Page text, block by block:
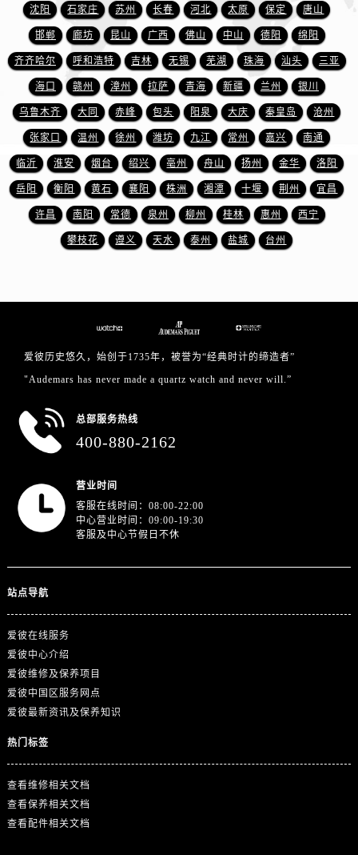
上海市黄浦区南京东路299号宏伊国际广场写字楼8层806室爱彼售后服务中心（需提前预约）
上海市徐汇区虹桥路3号港汇中心2座37层3705室爱彼售后服务中心（需提前预约）
浙江省杭州市上城区钱江路1366号华润大厦A座5层503-5室爱彼售后服务中心（需提前预约）
浙江省湖州市吴兴区劳动路爱彼售后服务中心（需提前预约）
浙江省嘉兴市南湖区广益路705号嘉兴世界贸易中心A座13层1304室爱彼售后服务中心（需提前预约）
浙江省金华市金东区东市南街777号金华万达广场4号楼22楼2209室爱彼售后服务中心（需提前预约）
浙江省丽水市莲都区解放街爱彼售后服务中心（需提前预约）
浙江省宁波市江北区大闸南路500号来福士广场办公楼20层2009室爱彼售后服务中心（需提前预约）
浙江省衢州市柯城区上街爱彼售后服务中心（需提前预约）
浙江省绍兴市越城区胜利东路379号世茂天际中心写字楼8层805室爱彼售后服务中心（需提前预约）
澳门特别行政区花地玛堂区关闸广场爱彼售后服务中心（需提前预约）
广东省江门市蓬江区广场西路爱彼售后服务中心（需提前预约）
广东省茂名市电白区水东街道迎宾大道爱彼售后服务中心（需提前预约）
沈阳 石家庄 苏州 长春 河北 太原 保定 唐山
邯郸 廊坊 昆山 广西 佛山 中山 德阳 绵阳
齐齐哈尔 呼和浩特 吉林 无锡 芜湖 珠海 汕头 三亚
海口 赣州 漳州 拉萨 青海 新疆 兰州 银川
乌鲁木齐 大同 赤峰 包头 阳泉 大庆 秦皇岛 沧州
张家口 温州 徐州 潍坊 九江 常州 嘉兴 南通
临沂 淮安 烟台 绍兴 亳州 舟山 扬州 金华 洛阳
岳阳 衡阳 黄石 襄阳 株洲 湘潭 十堰 荆州 宜昌
许昌 南阳 常德 泉州 柳州 桂林 惠州 西宁
攀枝花 遵义 天水 泰州 盐城 台州
爱彼历史悠久，始创于1735年，被誉为“经典时计的缔造者”
"Audemars has never made a quartz watch and never will.”
总部服务热线
400-880-2162
营业时间
客服在线时间：08:00-22:00
中心营业时间：09:00-19:30
客服及中心节假日不休
站点导航
爱彼在线服务
爱彼中心介绍
爱彼维修及保养项目
爱彼中国区服务网点
爱彼最新资讯及保养知识
热门标签
查看维修相关文档
查看保养相关文档
查看配件相关文档